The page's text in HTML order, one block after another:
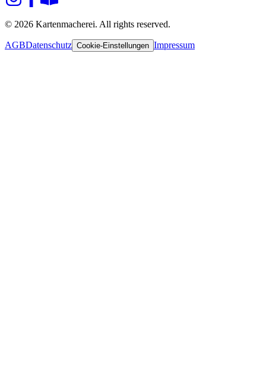
© 2026 Kartenmacherei. All rights reserved.
AGBDatenschutz Cookie-Einstellungen Impressum